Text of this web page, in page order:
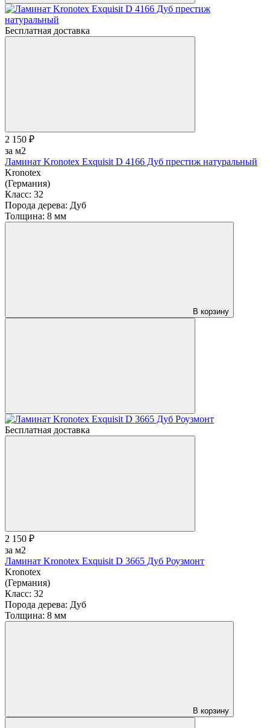
Бесплатная доставка
2 150 ₽
за м2
Ламинат Kronotex Exquisit D 4166 Дуб престиж натуральный
Kronotex
(Германия)
Класс: 32
Порода дерева: Дуб
Толщина: 8 мм
В корзину
Бесплатная доставка
2 150 ₽
за м2
Ламинат Kronotex Exquisit D 3665 Дуб Роузмонт
Kronotex
(Германия)
Класс: 32
Порода дерева: Дуб
Толщина: 8 мм
В корзину